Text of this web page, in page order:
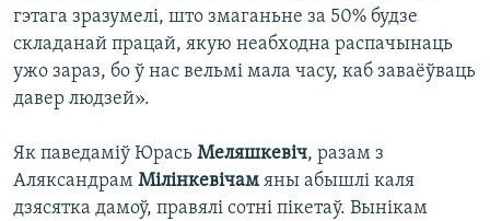
гэтага зразумелі, што змаганьне за 50% будзе
складанай працай, якую неабходна распачынаць
ужо зараз, бо ў нас вельмі мала часу, каб заваёўваць
давер людзей».
Як паведаміў Юрась Меляшкевіч, разам з
Аляксандрам Мілінкевічам яны абышлі каля
дзясятка дамоў, правялі сотні пікетаў. Вынікам